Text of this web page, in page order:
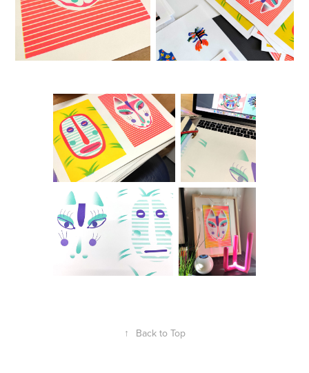
↑ Back to Top